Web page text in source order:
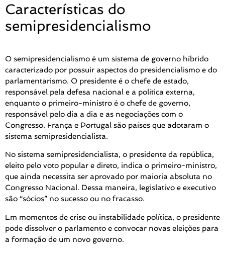
Características do
semipresidencialismo
O semipresidencialismo é um sistema de governo híbrido
caracterizado por possuir aspectos do presidencialismo e do
parlamentarismo. O presidente é o chefe de estado,
responsável pela defesa nacional e a política externa,
enquanto o primeiro-ministro é o chefe de governo,
responsável pelo dia a dia e as negociações com o
Congresso. França e Portugal são países que adotaram o
sistema semipresidencialista.
No sistema semipresidencialista, o presidente da república,
eleito pelo voto popular e direto, indica o primeiro-ministro,
que ainda necessita ser aprovado por maioria absoluta no
Congresso Nacional. Dessa maneira, legislativo e executivo
são “sócios” no sucesso ou no fracasso.
Em momentos de crise ou instabilidade política, o presidente
pode dissolver o parlamento e convocar novas eleições para
a formação de um novo governo.